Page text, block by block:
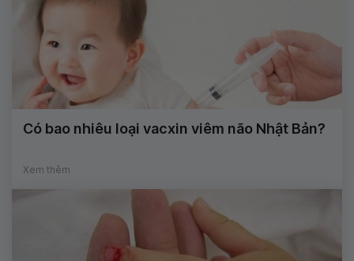
Có bao nhiêu loại vacxin viêm não Nhật Bản?
Xem thêm